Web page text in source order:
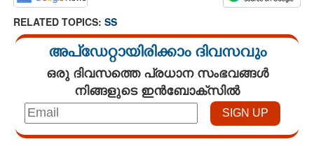
RELATED TOPICS: SS
അപ്ഡേറ്റായിരിക്കാം ദിവസവും
ഒരു ദിവസത്തെ പ്രധാന സംഭവങ്ങൾ
നിങ്ങളുടെ ഇൻബോക്സിൽ